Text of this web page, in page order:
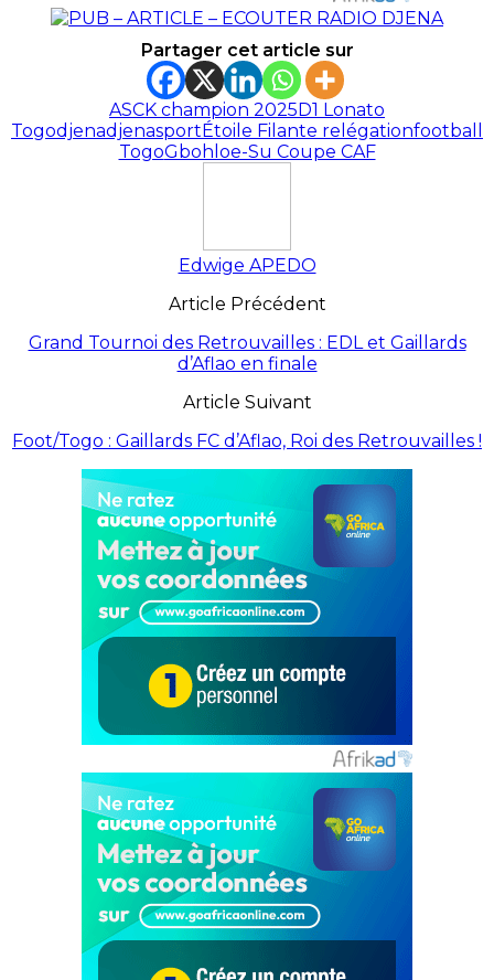
Partager cet article sur
ASCK champion 2025D1 Lonato
TogodjenadjenasportÉtoile Filante relégationfootball
TogoGbohloe-Su Coupe CAF
Edwige APEDO
Article Précédent
Grand Tournoi des Retrouvailles : EDL et Gaillards
d’Aflao en finale
Article Suivant
Foot/Togo : Gaillards FC d’Aflao, Roi des Retrouvailles !